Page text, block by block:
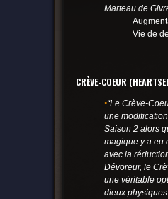
Marteau de
Vie de
CRÈVE-COEUR
•“Le Crève-
une
Saison 2 alors
magique y a eu
avec la
Dévoreur, le
une véritable
dieux